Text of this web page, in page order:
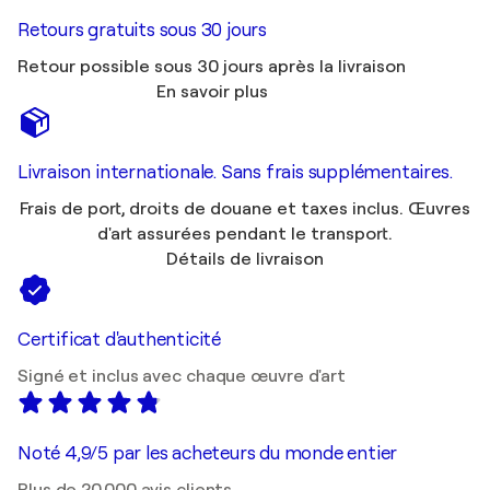
Retours gratuits sous 30 jours
Retour possible sous 30 jours après la livraison
En savoir plus
Livraison internationale. Sans frais supplémentaires.
Frais de port, droits de douane et taxes inclus. Œuvres
d'art assurées pendant le transport.
Détails de livraison
Certificat d'authenticité
Signé et inclus avec chaque œuvre d'art
Noté 4,9/5 par les acheteurs du monde entier